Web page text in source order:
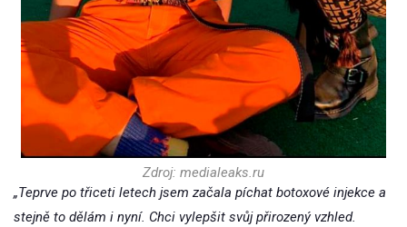
Zdroj: medialeaks.ru
„Teprve po třiceti letech jsem začala píchat botoxové injekce a
stejně to dělám i nyní. Chci vylepšit svůj přirozený vzhled.